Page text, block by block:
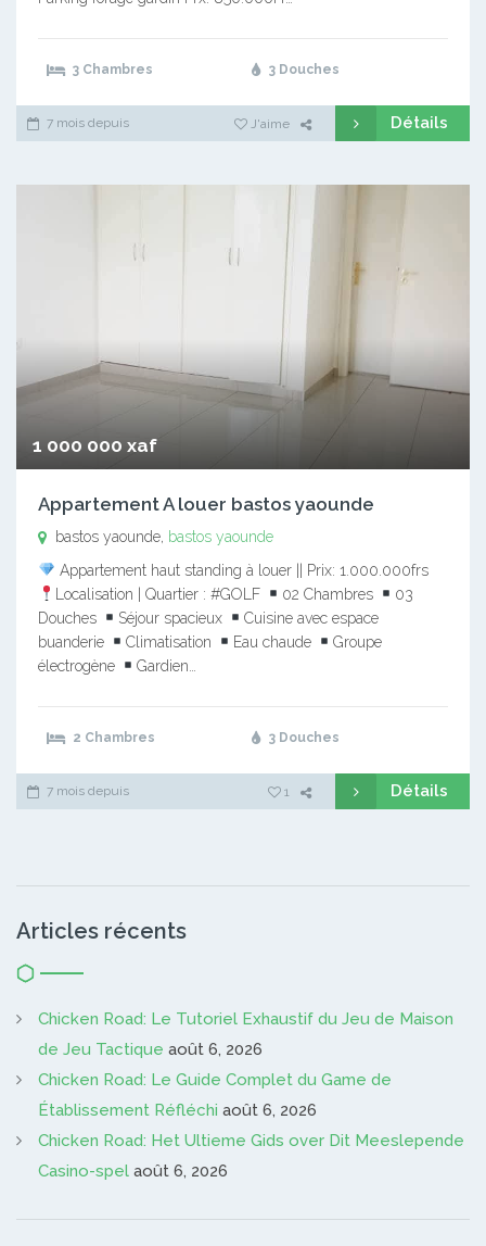
3 Chambres 3 Douches
7 mois depuis J'aime Détails
1 000 000 xaf
Appartement A louer bastos yaounde
bastos yaounde, bastos yaounde
Appartement haut standing à louer || Prix: 1.000.000frs
Localisation | Quartier : #GOLF
02 Chambres
03
Douches
Séjour spacieux
Cuisine avec espace
buanderie
Climatisation Eau chaude
Groupe
électrogène
Gardien…
2 Chambres 3 Douches
7 mois depuis 1 Détails
Articles récents
Chicken Road: Le Tutoriel Exhaustif du Jeu de Maison
de Jeu Tactique août 6, 2026
Chicken Road: Le Guide Complet du Game de
Établissement Réfléchi août 6, 2026
Chicken Road: Het Ultieme Gids over Dit Meeslepende
Casino-spel août 6, 2026